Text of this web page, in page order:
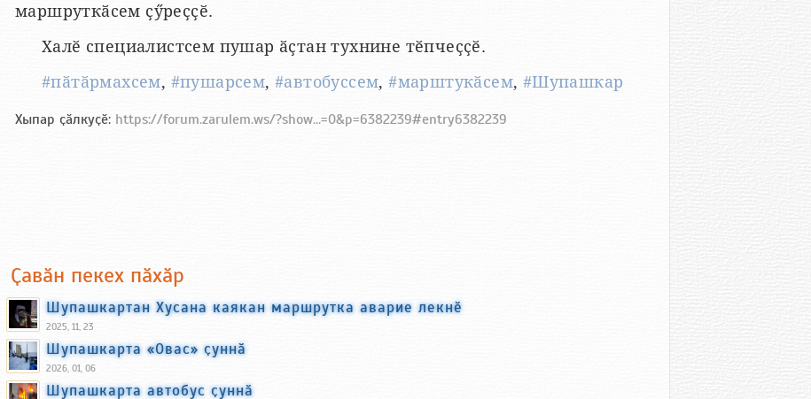
маршруткӑсем ҫӳреҫҫӗ.
Халӗ специалистсем пушар ӑҫтан тухнине тӗпчеҫҫӗ.
#пӑтӑрмахсем, #пушарсем,#автобуссем,#марштукӑсем, #Шупашкар
Хыпар ҫӑлкуҫӗ: https://forum.zarulem.ws/?show...=0&p=6382239#entry6382239
Ҫавӑн пекех пӑхӑр
Шупашкартан Хусана каякан маршрутка аварие лекнӗ
2025, 11, 23
Шупашкарта «Овас» ҫуннӑ
2026, 01, 06
Шупашкарта автобус ҫуннӑ